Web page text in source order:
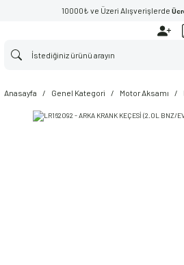
10000₺ ve Üzeri Alışverişlerde
Anasayfa Genel Kategori Motor Aksamı